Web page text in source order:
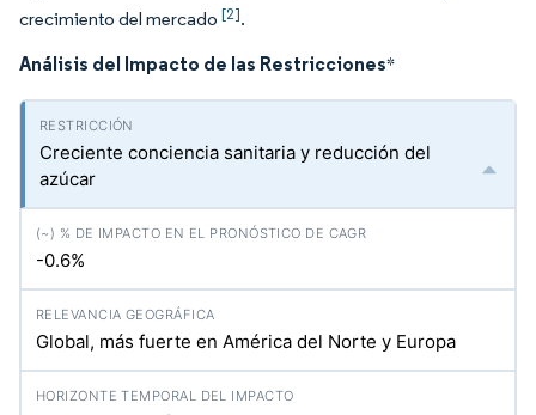
crecimiento del mercado [2].
Análisis del Impacto de las Restricciones*
Creciente conciencia sanitaria y reducción del
azúcar
-0.6%
Global, más fuerte en América del Norte y Europa